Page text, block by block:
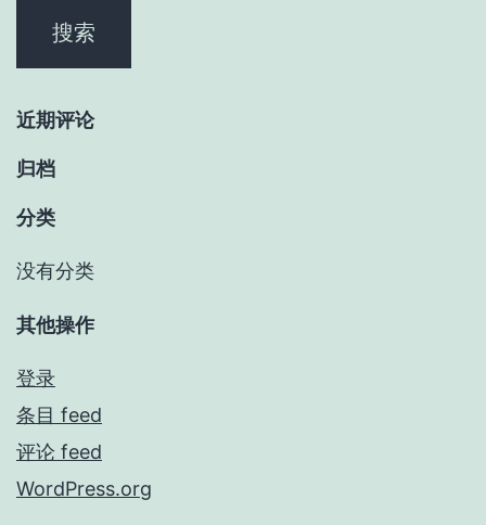
近期评论
归档
分类
没有分类
其他操作
登录
条目 feed
评论 feed
WordPress.org